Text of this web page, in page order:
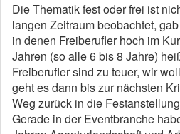
Die Thematik fest oder frei ist
langen Zeitraum beobachtet,
in denen Freiberufler hoch im
Jahren (so alle 6 bis 8 Jahre)
Freiberufler sind zu teuer, wir
geht es dann bis zur nächsten
Weg zurück in die
Gerade in der Eventbranche